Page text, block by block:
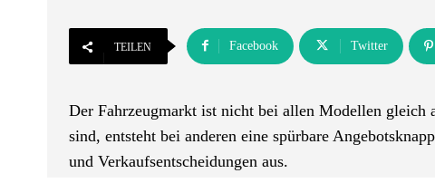
TEILEN Facebook Twitter
Der Fahrzeugmarkt ist nicht bei allen Modellen gleich
sind, entsteht bei anderen eine spürbare
und Verkaufsentscheidungen aus.